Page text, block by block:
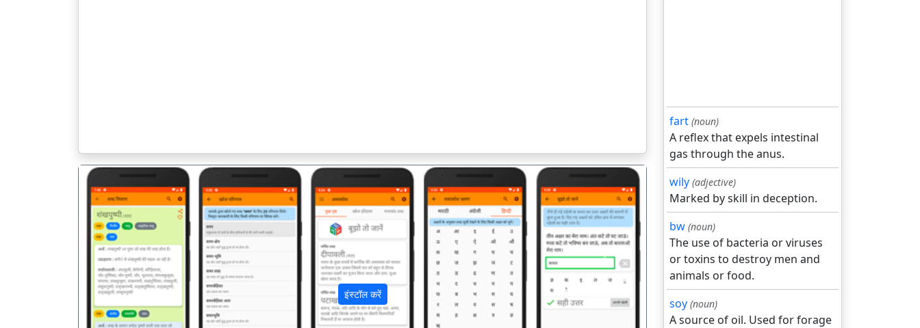
इंस्टॉल करें
पिछला अगला
fart (noun)
A reflex that expels intestinal
gas through the anus.
wily (adjective)
Marked by skill in deception.
bw (noun)
The use of bacteria or viruses
or toxins to destroy men and
animals or food.
soy (noun)
A source of oil. Used for forage